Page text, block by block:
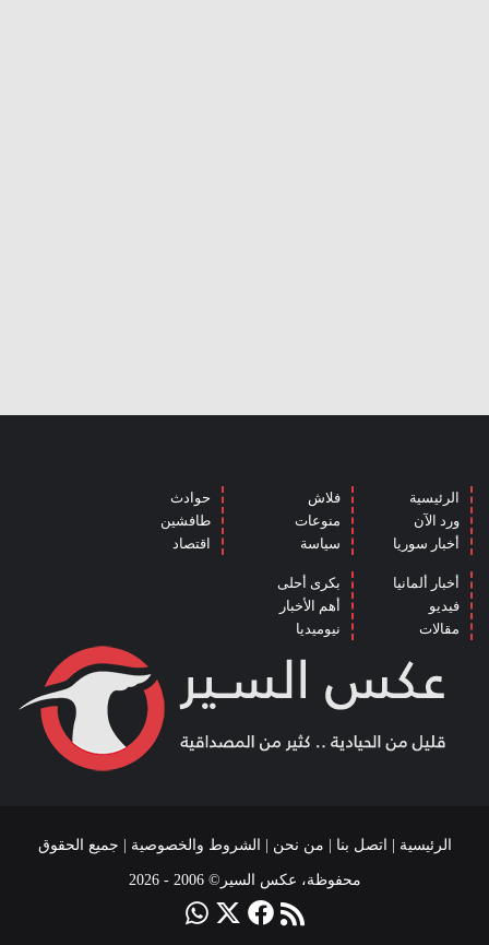
الرئيسية
ورد الآن
أخبار سوريا
فلاش
منوعات
سياسة
حوادث
طافشين
اقتصاد
أخبار ألمانيا
فيديو
مقالات
بكرى أحلى
أهم الأخبار
نيوميديا
الرئيسية اتصل بنا من نحن الشروط والخصوصية | جميع الحقوق
محفوظة، عكس السير© 2006 - 2026